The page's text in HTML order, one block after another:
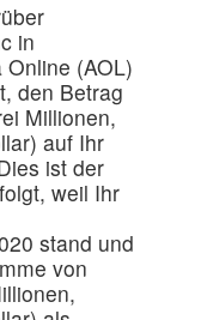
in
(AOL)
den Betrag
Millionen,
auf Ihr
ist der
weil Ihr
stand und
von